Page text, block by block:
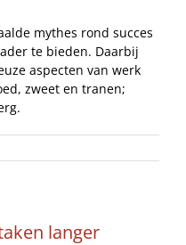
mythes rond succes
te bieden. Daarbij
aspecten van werk
zweet en tranen;
langer